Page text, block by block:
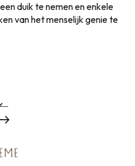
duik te nemen en enkele
van het menselijk genie te